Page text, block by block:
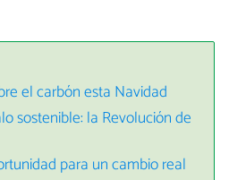
el carbón esta Navidad
sostenible: la Revolución de
para un cambio real